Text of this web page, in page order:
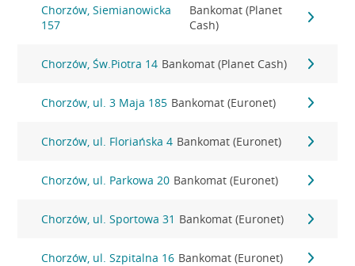
Chorzów, Siemianowicka
157
Bankomat (Planet
Cash)
Chorzów, Św.Piotra 14 Bankomat (Planet Cash)
Chorzów, ul. 3 Maja 185 Bankomat (Euronet)
Chorzów, ul. Floriańska 4 Bankomat (Euronet)
Chorzów, ul. Parkowa 20 Bankomat (Euronet)
Chorzów, ul. Sportowa 31 Bankomat (Euronet)
Chorzów, ul. Szpitalna 16 Bankomat (Euronet)